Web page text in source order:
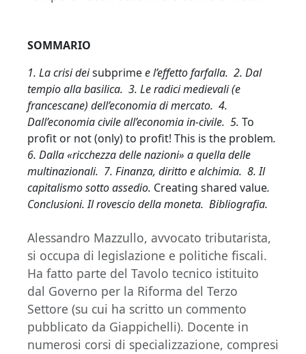
SOMMARIO
1. La crisi deisubprimee l’effetto farfalla. 2. Dal
tempio alla basilica. 3. Le radici medievali (e
francescane) dell’economia di mercato. 4.
Dall’economia civile all’economia in-civile. 5. To
profit or not (only) to profit! This is the problem.
6. Dalla «ricchezza delle nazioni» a quella delle
multinazionali. 7. Finanza, diritto e alchimia. 8. Il
capitalismo sotto assedio. Creating shared value.
Conclusioni. Il rovescio della moneta. Bibliografia.
Alessandro Mazzullo, avvocato tributarista,
si occupa di legislazione e politiche fiscali.
Ha fatto parte del Tavolo tecnico istituito
dal Governo per la Riforma del Terzo
Settore (su cui ha scritto un commento
pubblicato da Giappichelli). Docente in
numerosi corsi di specializzazione, compresi